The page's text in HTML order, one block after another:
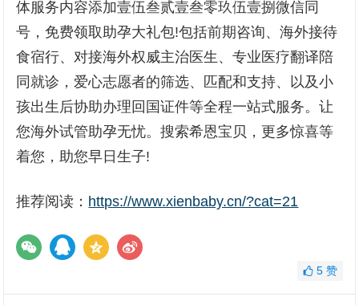
体服务内容添加壹伍叁贰壹叁零玖伍壹捌微信同
号，免费领取助孕大礼包!包括前期咨询、海外接待
食宿行、对接海外权威主治医生、专业医疗翻译陪
同就诊，爱心志愿者的筛选、匹配和支持、以及小
孩出生后协助办理回国证件等全程一站式服务。让
您海外试管助孕无忧。搜索希恩宝贝，更多惊喜等
着您，助您早日生子!
推荐阅读： https://www.xienbaby.cn/?cat=21
5 赞